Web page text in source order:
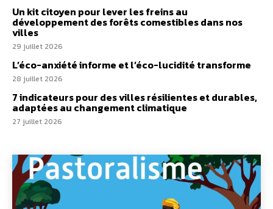
Un kit citoyen pour lever les freins au
développement des forêts comestibles dans nos
villes
29 juillet 2026
L’éco-anxiété informe et l’éco-lucidité transforme
28 juillet 2026
7 indicateurs pour des villes résilientes et durables,
adaptées au changement climatique
27 juillet 2026